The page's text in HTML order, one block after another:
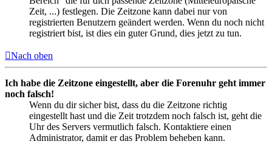
Zeit, ...) festlegen. Die Zeitzone kann dabei nur von
registrierten Benutzern geändert werden. Wenn du noch nicht
registriert bist, ist dies ein guter Grund, dies jetzt zu tun.
Nach oben
Ich habe die Zeitzone eingestellt, aber die Forenuhr geht immer
noch falsch!
Wenn du dir sicher bist, dass du die Zeitzone richtig
eingestellt hast und die Zeit trotzdem noch falsch ist, geht die
Uhr des Servers vermutlich falsch. Kontaktiere einen
Administrator, damit er das Problem beheben kann.